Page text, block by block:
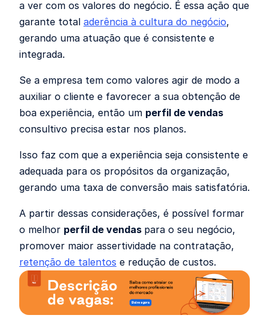
a ver com os valores do negócio. É essa ação que
garante total aderência à cultura do negócio,
gerando uma atuação que é consistente e
integrada.
Se a empresa tem como valores agir de modo a
auxiliar o cliente e favorecer a sua obtenção de
boa experiência, então um perfil de vendas
consultivo precisa estar nos planos.
Isso faz com que a experiência seja consistente e
adequada para os propósitos da organização,
gerando uma taxa de conversão mais satisfatória.
A partir dessas considerações, é possível formar
o melhor perfil de vendas para o seu negócio,
promover maior assertividade na contratação,
retenção de talentos e redução de custos.